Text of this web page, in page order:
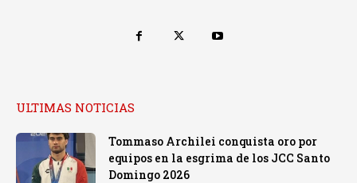
ULTIMAS NOTICIAS
Tommaso Archilei conquista oro por
equipos en la esgrima de los JCC Santo
Domingo 2026